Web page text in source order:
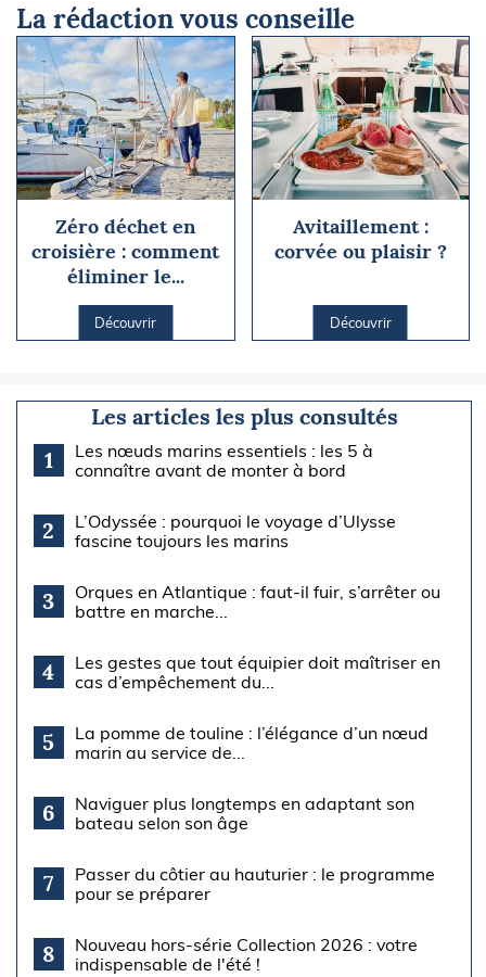
La rédaction vous conseille
Zéro déchet en
croisière : comment
éliminer le...
Découvrir
Avitaillement :
corvée ou plaisir ?
Découvrir
Les articles les plus consultés
1
Les nœuds marins essentiels : les 5 à
connaître avant de monter à bord
2
L’Odyssée : pourquoi le voyage d’Ulysse
fascine toujours les marins
3
Orques en Atlantique : faut-il fuir, s’arrêter ou
battre en marche...
4
Les gestes que tout équipier doit maîtriser en
cas d’empêchement du...
5
La pomme de touline : l’élégance d’un nœud
marin au service de...
6
Naviguer plus longtemps en adaptant son
bateau selon son âge
7
Passer du côtier au hauturier : le programme
pour se préparer
8
Nouveau hors-série Collection 2026 : votre
indispensable de l'été !